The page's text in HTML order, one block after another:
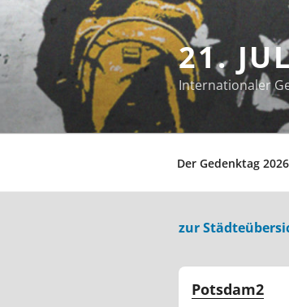
Inhalt
springen
21.
Internationaler
Der Gedenktag 2026
zur
Potsdam2